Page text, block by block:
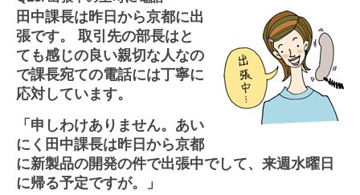
田中課長は昨日から京都に出
張です。 取引先の部長はと
ても感じの良い親切な人なの
で課長宛ての電話には丁寧に
応対しています。
「申しわけありません。あい
にく田中課長は昨日から京都
に新製品の開発の件で出張中でして、来週水曜日
に帰る予定ですが。」